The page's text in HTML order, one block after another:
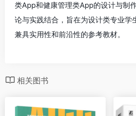
类App和健康管理类App的设计与制
论与实践结合，旨在为设计类专业学
兼具实用性和前沿性的参考教材。
相关图书